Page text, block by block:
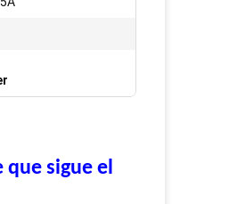
que sigue el